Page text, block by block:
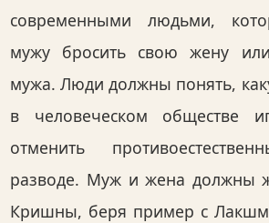
современными людьми,
мужу бросить свою жену
мужа. Люди должны понять,
в человеческом обществе
отменить
разводе. Муж и жена должны
Кришны, беря пример с